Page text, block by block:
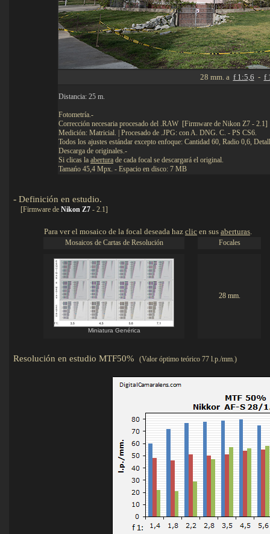
28 mm. a f 1:5,6 - f
Distancia: 25 m.
Fotometría.-
Corrección necesaria procesado del .RAW [Firmware de Nikon Z7 - 2.1]
Medición: Matricial. | Procesado de .JPG: con A. DNG. C. - PS CS6.
Todos los ajustes estándar excepto enfoque: Cantidad 60, Radio 0,6,
Descarga de originales.-
Si clicas la abertura de cada focal se descargará el original.
Tamańo 45,4 Mpx. - Espacio en disco: 7 MB
- Definición en estudio.
[Firmware de Nikon Z7 - 2.1]
Para ver el mosaico de la focal deseada haz clic en sus aberturas.
Mosaicos de Cartas de Resolución Focales
Miniatura Genérica
28 mm.
Resolución en estudio MTF50% (Valor óptimo teórico 77 l.p./mm.)